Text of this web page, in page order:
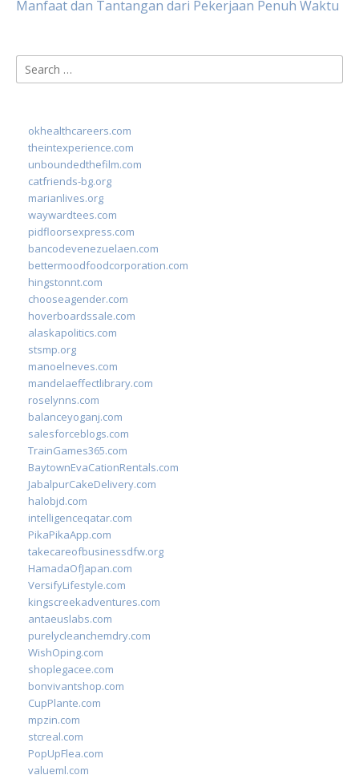
Manfaat dan Tantangan dari Pekerjaan Penuh Waktu
Search
for:
okhealthcareers.com
theintexperience.com
unboundedthefilm.com
catfriends-bg.org
marianlives.org
waywardtees.com
pidfloorsexpress.com
bancodevenezuelaen.com
bettermoodfoodcorporation.com
hingstonnt.com
chooseagender.com
hoverboardssale.com
alaskapolitics.com
stsmp.org
manoelneves.com
mandelaeffectlibrary.com
roselynns.com
balanceyoganj.com
salesforceblogs.com
TrainGames365.com
BaytownEvaCationRentals.com
JabalpurCakeDelivery.com
halobjd.com
intelligenceqatar.com
PikaPikaApp.com
takecareofbusinessdfw.org
HamadaOfJapan.com
VersifyLifestyle.com
kingscreekadventures.com
antaeuslabs.com
purelycleanchemdry.com
WishOping.com
shoplegacee.com
bonvivantshop.com
CupPlante.com
mpzin.com
stcreal.com
PopUpFlea.com
valueml.com